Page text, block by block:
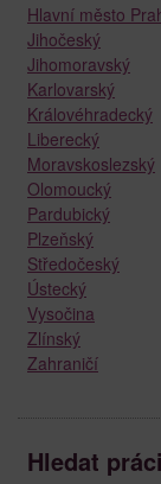
Hlavní město
Jihočeský
Jihomoravský
Karlovarský
Královéhradecký
Liberecký
Moravskoslezský
Olomoucký
Pardubický
Plzeňský
Středočeský
Ústecký
Vysočina
Zlínský
Zahraničí
Hledat